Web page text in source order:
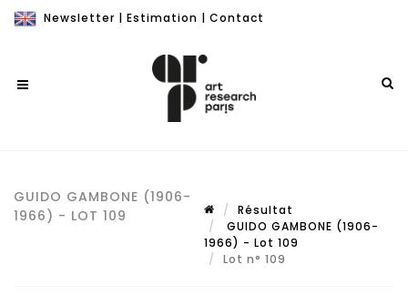
Newsletter | Estimation | Contact
GUIDO GAMBONE (1906-
1966) - LOT 109
Résultat
GUIDO GAMBONE (1906-
1966) - Lot 109
Lot n° 109